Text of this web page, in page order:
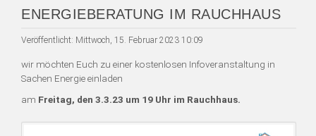
ENERGIEBERATUNG IM RAUCHHAUS
Veröffentlicht: Mittwoch, 15. Februar 2023 10:09
wir möchten Euch zu einer kostenlosen Infoveranstaltung in
Sachen Energie einladen
am Freitag, den 3.3.23 um 19 Uhr im Rauchhaus.